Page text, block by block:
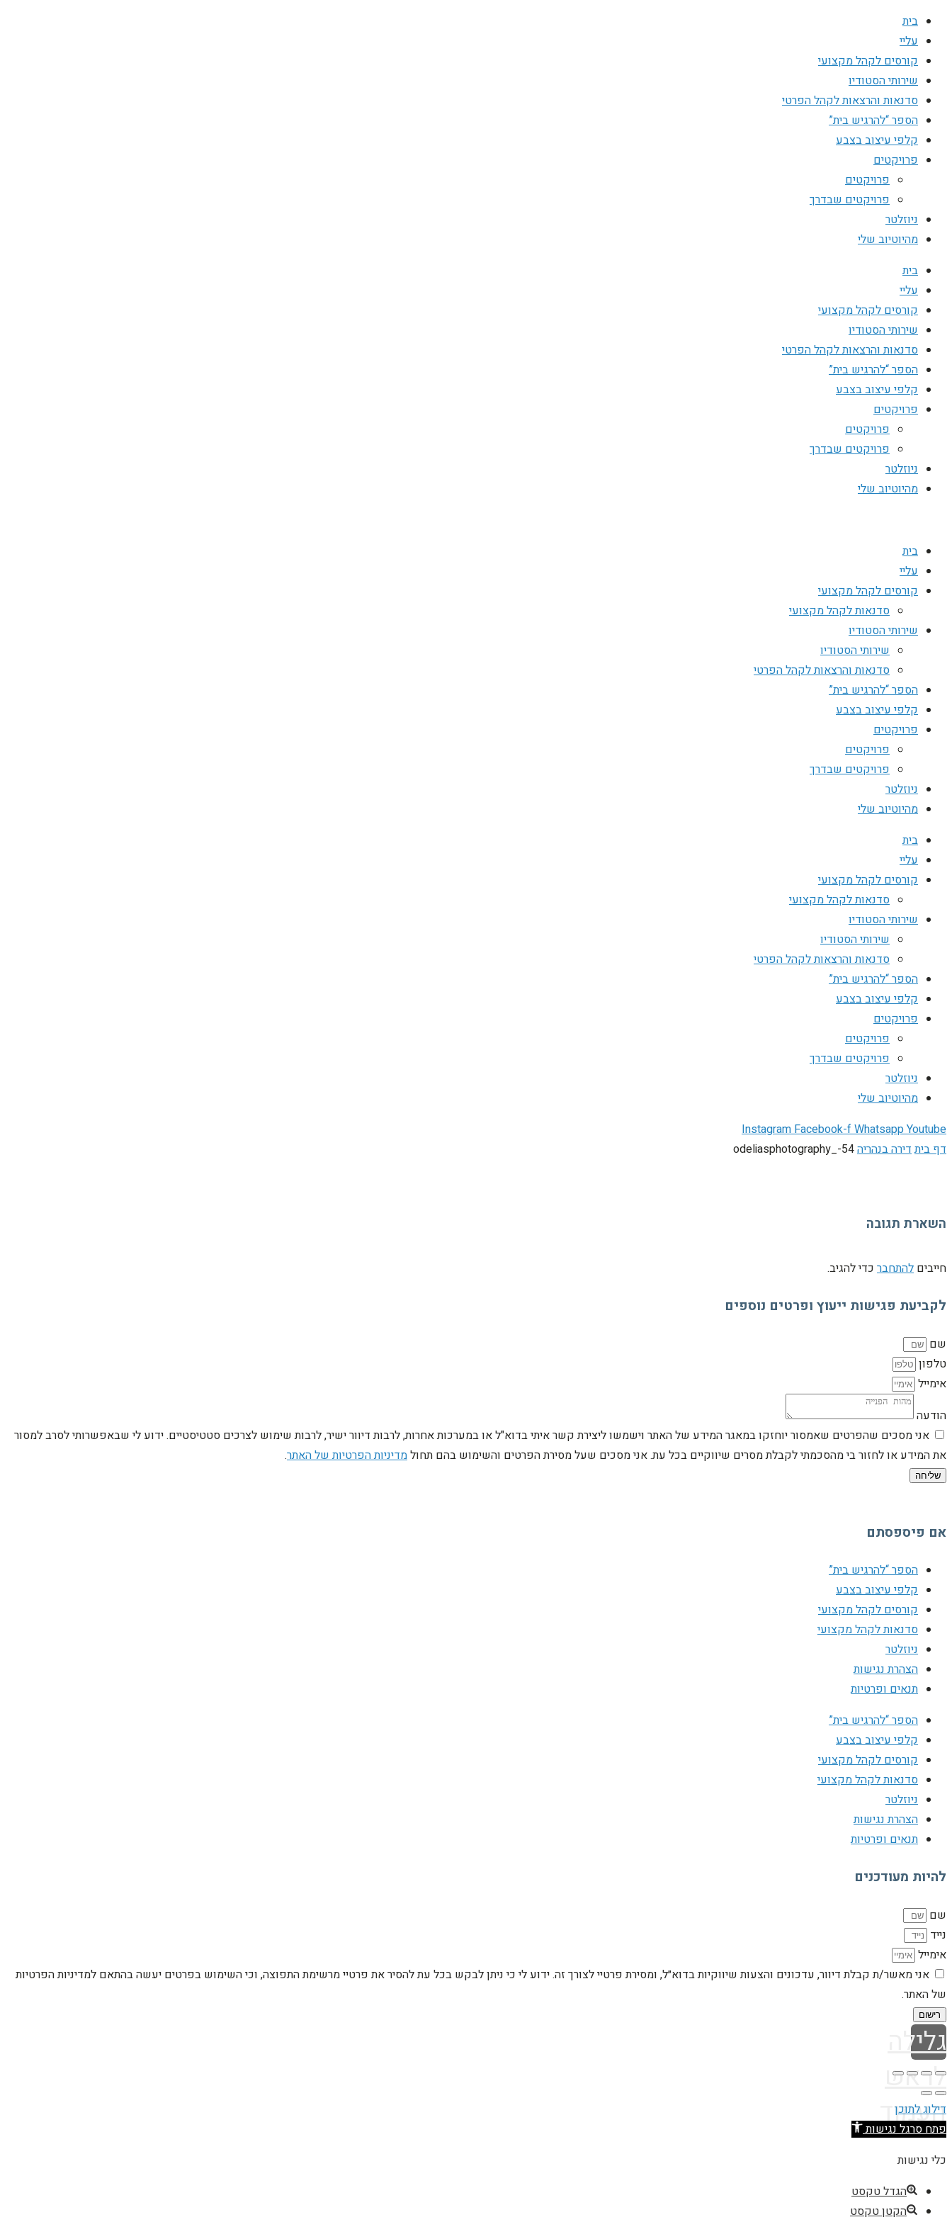
בית
עליי
קורסים לקהל מקצועי
שירותי הסטודיו
סדנאות והרצאות לקהל הפרטי
הספר “להרגיש בית”
קלפי עיצוב בצבע
פרויקטים
פרויקטים
פרויקטים שבדרך
ניוזלטר
מהיוטיוב שלי
בית
עליי
קורסים לקהל מקצועי
שירותי הסטודיו
סדנאות והרצאות לקהל הפרטי
הספר “להרגיש בית”
קלפי עיצוב בצבע
פרויקטים
פרויקטים
פרויקטים שבדרך
ניוזלטר
מהיוטיוב שלי
בית
עליי
קורסים לקהל מקצועי
סדנאות לקהל מקצועי
שירותי הסטודיו
שירותי הסטודיו
סדנאות והרצאות לקהל הפרטי
הספר “להרגיש בית”
קלפי עיצוב בצבע
פרויקטים
פרויקטים
פרויקטים שבדרך
ניוזלטר
מהיוטיוב שלי
בית
עליי
קורסים לקהל מקצועי
סדנאות לקהל מקצועי
שירותי הסטודיו
שירותי הסטודיו
סדנאות והרצאות לקהל הפרטי
הספר “להרגיש בית”
קלפי עיצוב בצבע
פרויקטים
פרויקטים
פרויקטים שבדרך
ניוזלטר
מהיוטיוב שלי
InstagramFacebook-fWhatsappYoutube
דף ביתדירה בנהריהodeliasphotography_-54
השארת תגובה
חייבים להתחבר כדי להגיב.
לקביעת פגישות ייעוץ ופרטים נוספים
שם
טלפון
אימייל
הודעה
אני מסכים שהפרטים שאמסור יוחזקו במאגר המידע של האתר וישמשו ליצירת קשר איתי בדוא"ל או במערכות אחרות, לרבות דיוור ישיר, לרבות שימוש לצרכים סטטיסטיים. ידוע לי שבאפשרותי לסרב למסור
את המידע או לחזור בי מהסכמתי לקבלת מסרים שיווקיים בכל עת. אני מסכים שעל מסירת הפרטים והשימוש בהם תחולמדיניות הפרטיות של האתר.
שליחה
אם פיספסתם
הספר “להרגיש בית”
קלפי עיצוב בצבע
קורסים לקהל מקצועי
סדנאות לקהל מקצועי
ניוזלטר
הצהרת נגישות
תנאים ופרטיות
הספר “להרגיש בית”
קלפי עיצוב בצבע
קורסים לקהל מקצועי
סדנאות לקהל מקצועי
ניוזלטר
הצהרת נגישות
תנאים ופרטיות
להיות מעודכנים
שם
נייד
אימייל
אני מאשר/ת קבלת דיוור, עדכונים והצעות שיווקיות בדוא״ל, ומסירת פרטיי לצורך זה. ידוע לי כי ניתן לבקש בכל עת להסיר את פרטיי מרשימת התפוצה, וכי השימוש בפרטים יעשה בהתאם למדיניות הפרטיות
של האתר.
רישום
גלילה
לראש
העמוד
דילוג לתוכן
פתח סרגל נגישות
כלי נגישות
הגדל טקסט
הקטן טקסט